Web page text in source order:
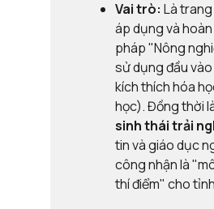
Vai trò: Là
áp dụng và
pháp "Nông
sử dụng đầu
kích thích hóa
học). Đồng thời
sinh thái trải
tin và giáo dục
công nhận là
thí điểm" cho